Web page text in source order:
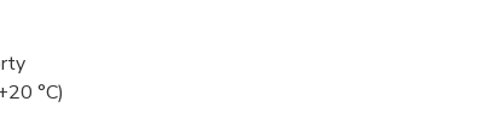
°C)